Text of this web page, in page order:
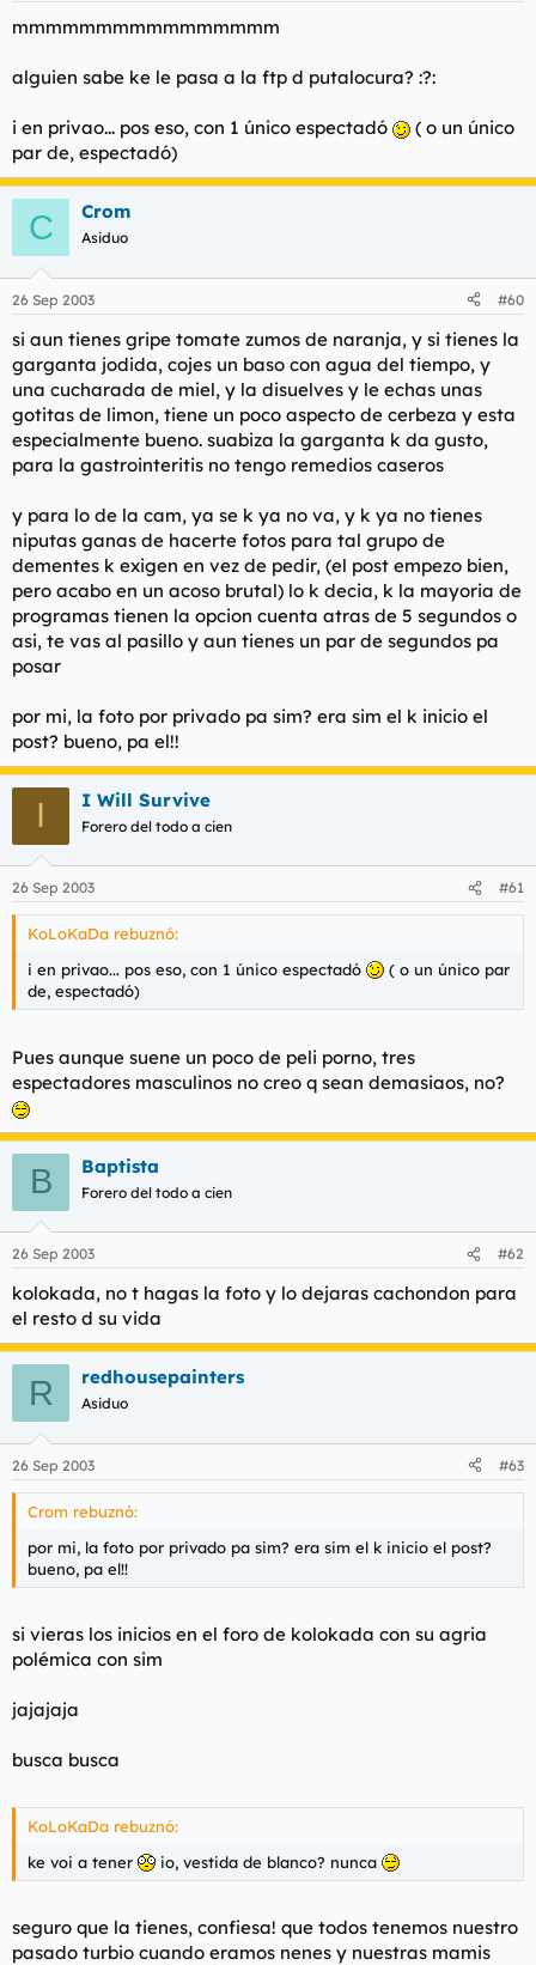
mmmmmmmmmmmmmmmm
alguien sabe ke le pasa a la ftp d putalocura? :?:
i en privao... pos eso, con 1 único espectadó
( o un único
par de, espectadó)
C Crom
Asiduo
26 Sep 2003 #60
si aun tienes gripe tomate zumos de naranja, y si tienes la
garganta jodida, cojes un baso con agua del tiempo, y
una cucharada de miel, y la disuelves y le echas unas
gotitas de limon, tiene un poco aspecto de cerbeza y esta
especialmente bueno. suabiza la garganta k da gusto,
para la gastrointeritis no tengo remedios caseros
y para lo de la cam, ya se k ya no va, y k ya no tienes
niputas ganas de hacerte fotos para tal grupo de
dementes k exigen en vez de pedir, (el post empezo bien,
pero acabo en un acoso brutal) lo k decia, k la mayoria de
programas tienen la opcion cuenta atras de 5 segundos o
asi, te vas al pasillo y aun tienes un par de segundos pa
posar
por mi, la foto por privado pa sim? era sim el k inicio el
post? bueno, pa el!!
I I Will Survive
Forero del todo a cien
26 Sep 2003 #61
KoLoKaDa rebuznó:
i en privao... pos eso, con 1 único espectadó
( o un único par
de, espectadó)
Pues aunque suene un poco de peli porno, tres
espectadores masculinos no creo q sean demasiaos, no?
B Baptista
Forero del todo a cien
26 Sep 2003 #62
kolokada, no t hagas la foto y lo dejaras cachondon para
el resto d su vida
R redhousepainters
Asiduo
26 Sep 2003 #63
Crom rebuznó:
por mi, la foto por privado pa sim? era sim el k inicio el post?
bueno, pa el!!
si vieras los inicios en el foro de kolokada con su agria
polémica con sim
jajajaja
busca busca
KoLoKaDa rebuznó:
ke voi a tener
io, vestida de blanco? nunca
seguro que la tienes, confiesa! que todos tenemos nuestro
pasado turbio cuando eramos nenes y nuestras mamis